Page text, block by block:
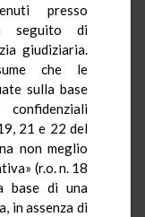
presso
seguito di
giudiziaria.
che le
sulla base
21 e 22 del
non meglio
(r.o. n. 18
base di una
in assenza di